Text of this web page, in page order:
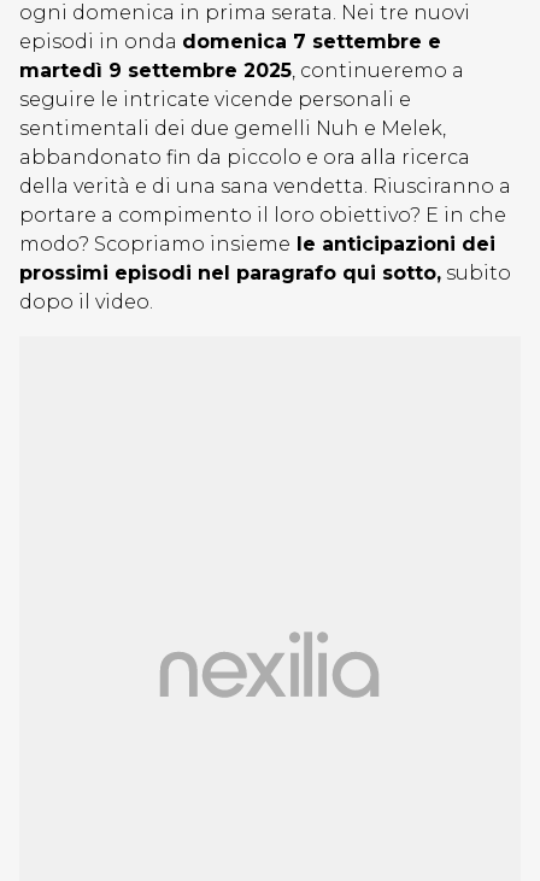
ogni domenica in prima serata. Nei tre nuovi
episodi in onda domenica 7 settembre e
martedì 9 settembre 2025, continueremo a
seguire le intricate vicende personali e
sentimentali dei due gemelli Nuh e Melek,
abbandonato fin da piccolo e ora alla ricerca
della verità e di una sana vendetta. Riusciranno a
portare a compimento il loro obiettivo? E in che
modo? Scopriamo insieme le anticipazioni dei
prossimi episodi nel paragrafo qui sotto, subito
dopo il video.